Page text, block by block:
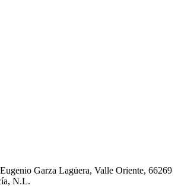
Garza Lagüera, Valle Oriente, 66269
N.L.